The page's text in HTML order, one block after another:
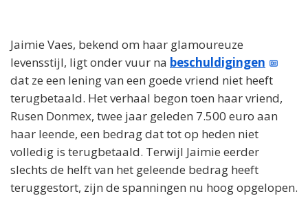
Jaimie Vaes, bekend om haar glamoureuze
levensstijl, ligt onder vuur na beschuldigingen
dat ze een lening van een goede vriend niet heeft
terugbetaald. Het verhaal begon toen haar vriend,
Rusen Donmex, twee jaar geleden 7.500 euro aan
haar leende, een bedrag dat tot op heden niet
volledig is terugbetaald. Terwijl Jaimie eerder
slechts de helft van het geleende bedrag heeft
teruggestort, zijn de spanningen nu hoog opgelopen.